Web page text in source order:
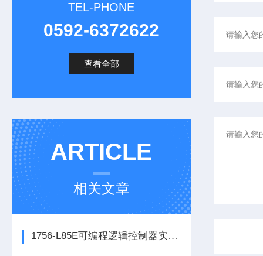
TEL-PHONE
0592-6372622
查看全部
ARTICLE
相关文章
1756-L85E可编程逻辑控制器实操应用常见问题分析及解决方法探讨